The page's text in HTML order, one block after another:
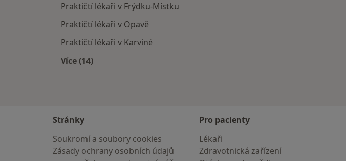
Praktičtí lékaři v Frýdku-Místku
Praktičtí lékaři v Opavě
Praktičtí lékaři v Karviné
Více (14)
Stránky
Soukromí a soubory cookies
Zásady ochrany osobních údajů
Pro pacienty
Lékaři
Zdravotnická zařízení